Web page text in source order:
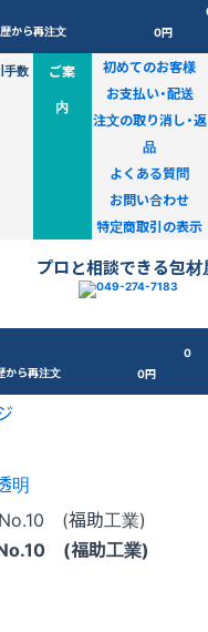
から再注文
0円
手数
ご案
内
初めてのお客様
お支払い・配送
注文の取り消し・返
品
よくある質問
お問い合わせ
特定商取引の表示
プロと相談できる包材
から再注文
0
0円
明
No.10 (福助工業)
No.10 (福助工業)